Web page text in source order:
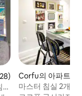
점(5점 만점), 후기 128
Corfu의 아파트
마스터 침실 2개